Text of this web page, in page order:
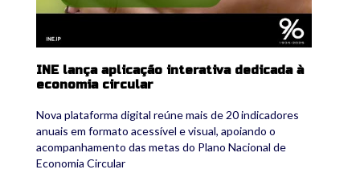
INE lança aplicação interativa dedicada à
economia circular
Nova plataforma digital reúne mais de 20 indicadores
anuais em formato acessível e visual, apoiando o
acompanhamento das metas do Plano Nacional de
Economia Circular